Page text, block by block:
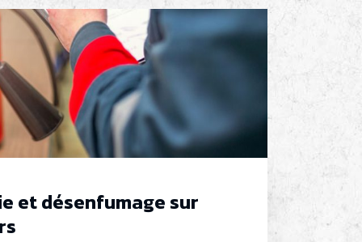
et désenfumage sur